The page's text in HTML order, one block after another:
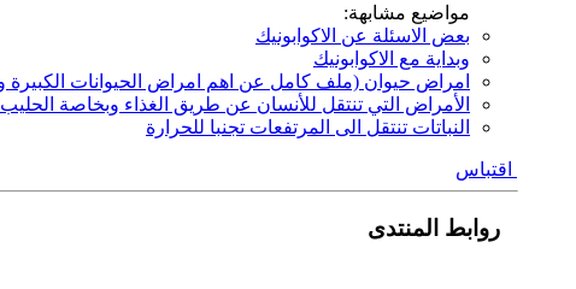
مواضيع مشابهة:
بعض الاسئلة عن الاكوابونيك
وبداية مع الاكوابونيك
امراض حيوان (ملف كامل عن اهم امراض الحيوانات الكبيرة
الأمراض التي تنتقل للأنسان عن طريق الغذاء وبخاصة
النباتات تنتقل الى المرتفعات تجنبا للحرارة
اقتباس
روابط المنتدى